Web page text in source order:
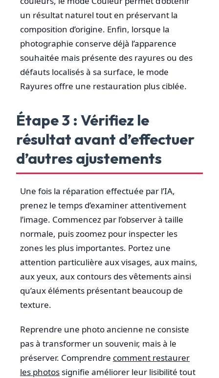
un résultat naturel tout en préservant la
composition d’origine. Enfin, lorsque la
photographie conserve déjà l’apparence
souhaitée mais présente des rayures ou des
défauts localisés à sa surface, le mode
Rayures offre une restauration plus ciblée.
Étape 3 : Vérifiez le
résultat avant d’effectuer
d’autres ajustements
Une fois la réparation effectuée par l’IA,
prenez le temps d’examiner attentivement
l’image. Commencez par l’observer à taille
normale, puis zoomez pour inspecter les
zones les plus importantes. Portez une
attention particulière aux visages, aux mains,
aux yeux, aux contours des vêtements ainsi
qu’aux éléments présentant beaucoup de
texture.
Reprendre une photo ancienne ne consiste
pas à transformer un souvenir, mais à le
préserver. Comprendre comment restaurer
les photos signifie améliorer leur lisibilité tout